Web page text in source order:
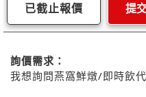
已截止報價 提
詢價需求：
我想詢問燕窩鮮燉/即時飲